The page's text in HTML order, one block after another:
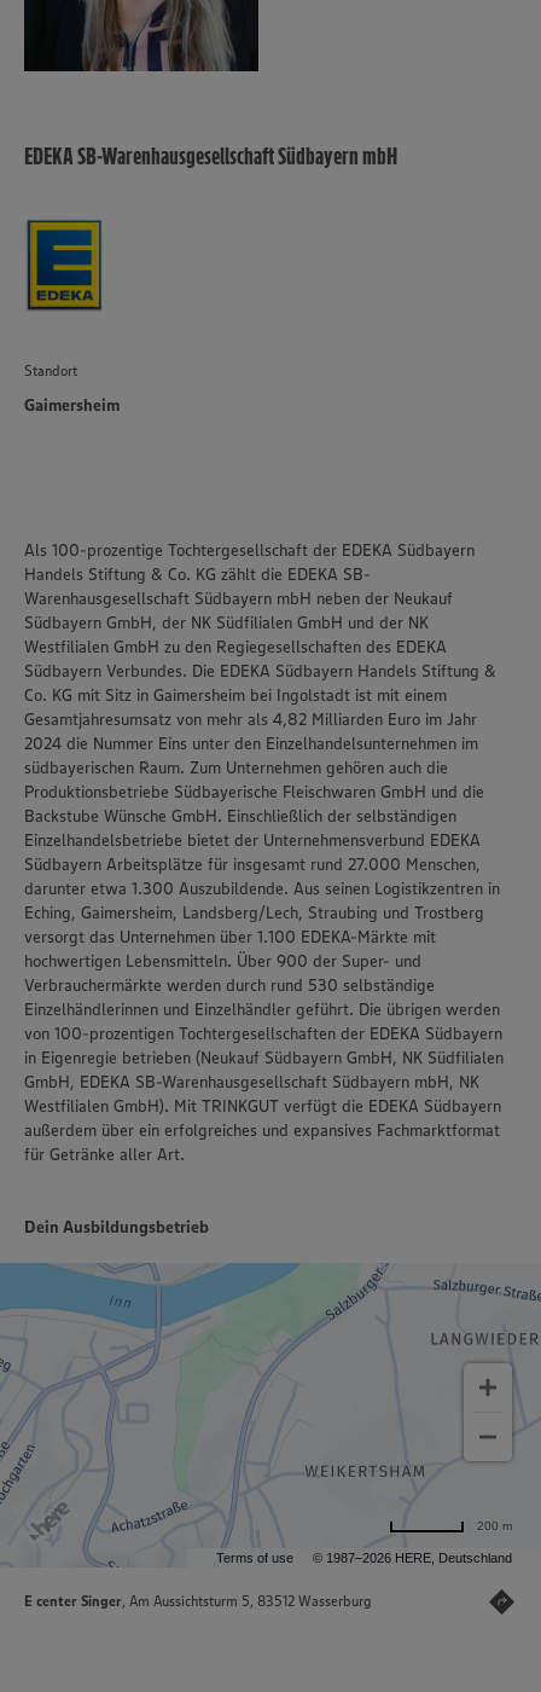
EDEKA SB-Warenhausgesellschaft Südbayern mbH
Standort
Gaimersheim
Als 100-prozentige Tochtergesellschaft der EDEKA Südbayern
Handels Stiftung & Co. KG zählt die EDEKA SB-
Warenhausgesellschaft Südbayern mbH neben der Neukauf
Südbayern GmbH, der NK Südfilialen GmbH und der NK
Westfilialen GmbH zu den Regiegesellschaften des EDEKA
Südbayern Verbundes. Die EDEKA Südbayern Handels Stiftung &
Co. KG mit Sitz in Gaimersheim bei Ingolstadt ist mit einem
Gesamtjahresumsatz von mehr als 4,82 Milliarden Euro im Jahr
2024 die Nummer Eins unter den Einzelhandelsunternehmen im
südbayerischen Raum. Zum Unternehmen gehören auch die
Produktionsbetriebe Südbayerische Fleischwaren GmbH und die
Backstube Wünsche GmbH. Einschließlich der selbständigen
Einzelhandelsbetriebe bietet der Unternehmensverbund EDEKA
Südbayern Arbeitsplätze für insgesamt rund 27.000 Menschen,
darunter etwa 1.300 Auszubildende. Aus seinen Logistikzentren in
Eching, Gaimersheim, Landsberg/Lech, Straubing und Trostberg
versorgt das Unternehmen über 1.100 EDEKA-Märkte mit
hochwertigen Lebensmitteln. Über 900 der Super- und
Verbrauchermärkte werden durch rund 530 selbständige
Einzelhändlerinnen und Einzelhändler geführt. Die übrigen werden
von 100-prozentigen Tochtergesellschaften der EDEKA Südbayern
in Eigenregie betrieben (Neukauf Südbayern GmbH, NK Südfilialen
GmbH, EDEKA SB-Warenhausgesellschaft Südbayern mbH, NK
Westfilialen GmbH). Mit TRINKGUT verfügt die EDEKA Südbayern
außerdem über ein erfolgreiches und expansives Fachmarktformat
für Getränke aller Art.
Dein Ausbildungsbetrieb
Terms of use © 1987–2026 HERE, Deutschland
200 m
E center Singer, Am Aussichtsturm 5, 83512 Wasserburg